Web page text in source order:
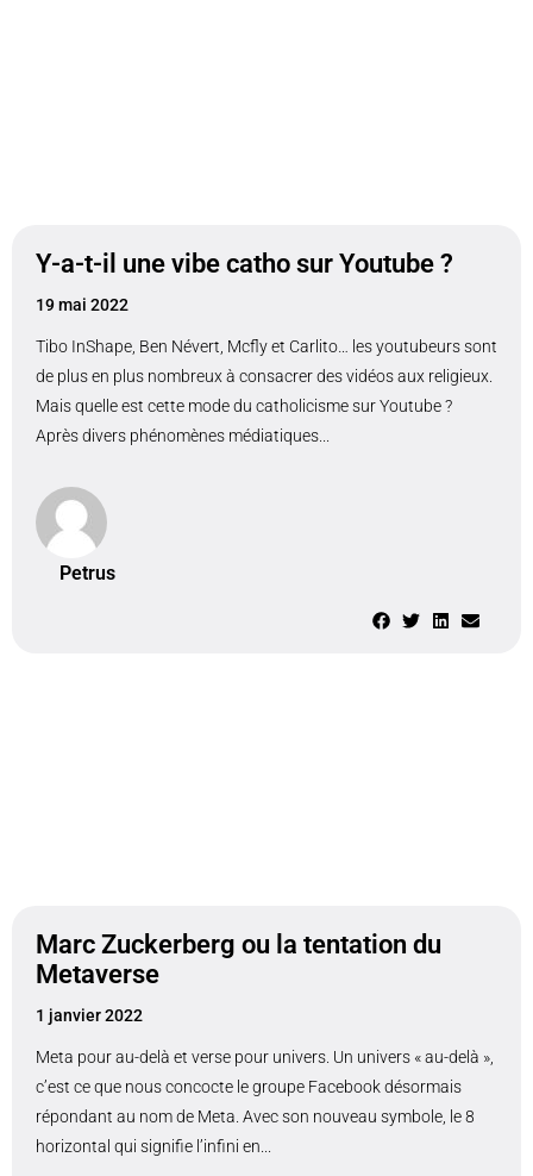
Y-a-t-il une vibe catho sur Youtube ?
19 mai 2022
Tibo InShape, Ben Névert, Mcfly et Carlito… les youtubeurs sont
de plus en plus nombreux à consacrer des vidéos aux religieux.
Mais quelle est cette mode du catholicisme sur Youtube ?
Après divers phénomènes médiatiques...
Petrus
Marc Zuckerberg ou la tentation du
Metaverse
1 janvier 2022
Meta pour au-delà et verse pour univers. Un univers « au-delà »,
c’est ce que nous concocte le groupe Facebook désormais
répondant au nom de Meta. Avec son nouveau symbole, le 8
horizontal qui signifie l’infini en...